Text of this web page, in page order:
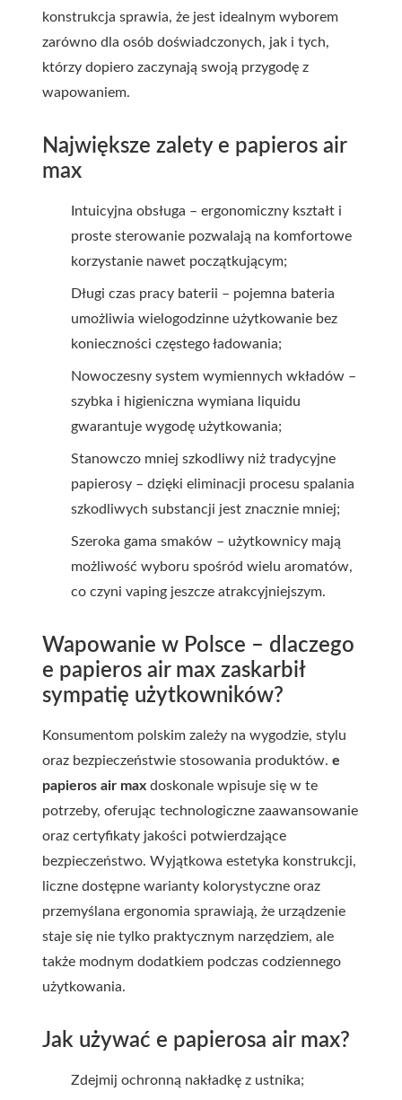
konstrukcja sprawia, że jest idealnym wyborem
zarówno dla osób doświadczonych, jak i tych,
którzy dopiero zaczynają swoją przygodę z
wapowaniem.
Największe zalety e papieros air
max
Intuicyjna obsługa – ergonomiczny kształt i
proste sterowanie pozwalają na komfortowe
korzystanie nawet początkującym;
Długi czas pracy baterii – pojemna bateria
umożliwia wielogodzinne użytkowanie bez
konieczności częstego ładowania;
Nowoczesny system wymiennych wkładów –
szybka i higieniczna wymiana liquidu
gwarantuje wygodę użytkowania;
Stanowczo mniej szkodliwy niż tradycyjne
papierosy – dzięki eliminacji procesu spalania
szkodliwych substancji jest znacznie mniej;
Szeroka gama smaków – użytkownicy mają
możliwość wyboru spośród wielu aromatów,
co czyni vaping jeszcze atrakcyjniejszym.
Wapowanie w Polsce – dlaczego
e papieros air max zaskarbił
sympatię użytkowników?
Konsumentom polskim zależy na wygodzie, stylu
oraz bezpieczeństwie stosowania produktów. e
papieros air max doskonale wpisuje się w te
potrzeby, oferując technologiczne zaawansowanie
oraz certyfikaty jakości potwierdzające
bezpieczeństwo. Wyjątkowa estetyka konstrukcji,
liczne dostępne warianty kolorystyczne oraz
przemyślana ergonomia sprawiają, że urządzenie
staje się nie tylko praktycznym narzędziem, ale
także modnym dodatkiem podczas codziennego
użytkowania.
Jak używać e papierosa air max?
Zdejmij ochronną nakładkę z ustnika;